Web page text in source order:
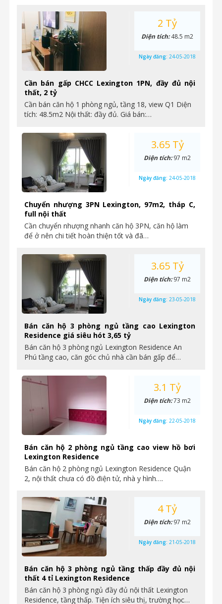
Cần bán gấp CHCC Lexington 1PN, đầy đủ nội
thất, 2 tỷ
Cần bán căn hộ 1 phòng ngủ, tầng 18, view Q1 Diện
tích: 48.5m2 Nội thất: đầy đủ. Giá bán:…
2 Tỷ
Diện tích:48.5 m2
Ngày đăng: 24-05-2018
Chuyển nhượng 3PN Lexington, 97m2, tháp C,
full nội thất
Cần chuyển nhượng nhanh căn hộ 3PN, căn hộ làm
để ở nên chi tiết hoàn thiện tốt và đã…
3.65 Tỷ
Diện tích:97 m2
Ngày đăng: 24-05-2018
Bán căn hộ 3 phòng ngủ tầng cao Lexington
Residence giá siêu hót 3,65 tỷ
Bán căn hộ 3 phòng ngủ Lexington Residence An
Phú tầng cao, căn góc chủ nhà cần bán gấp để…
3.65 Tỷ
Diện tích:97 m2
Ngày đăng: 23-05-2018
Bán căn hộ 2 phòng ngủ tầng cao view hồ bơi
Lexington Residence
Bán căn hộ 2 phòng ngủ Lexington Residence Quận
2, nội thất chưa có đồ điện tử, nhà y hình….
3.1 Tỷ
Diện tích:73 m2
Ngày đăng: 22-05-2018
Bán căn hộ 3 phòng ngủ tầng thấp đầy đủ nội
thất 4 tỉ Lexington Residence
Bán căn hộ 3 phòng ngủ đầy đủ nội thất Lexington
Residence, tầng thấp. Tiện ích siêu thị, trường học…
4 Tỷ
Diện tích:97 m2
Ngày đăng: 21-05-2018